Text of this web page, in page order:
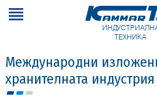
ТЕХНИКА
Международни
хранителната индустрия